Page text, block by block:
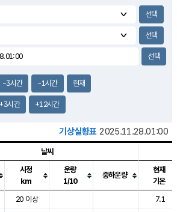
1.9m/s
-3시간 -1시간 현재
+3시간 +12시간
기상실황표 2025.11.28.01:00
, 날씨, 기온, 강수, 바람, 기압등을 안내한 표입
날씨
시정
km
운량
1/10
중하운량
현재
기온
20 이상
7.1